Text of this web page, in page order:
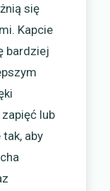
się
Kapcie
bardziej
lub
aby